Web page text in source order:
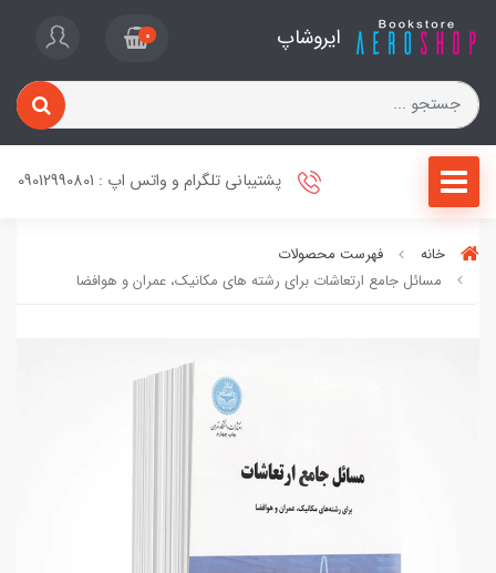
ایروشاپ 0
پشتیبانی تلگرام و واتس اپ : 09012990801
خانه
فهرست محصولات
مسائل جامع ارتعاشات برای رشته های مکانیک، عمران و هوافضا